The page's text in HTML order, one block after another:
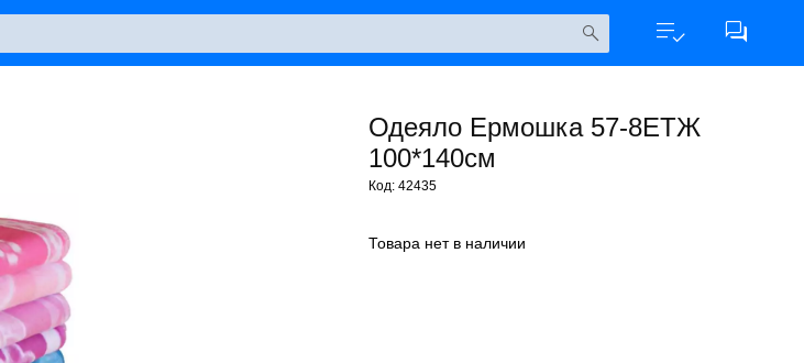
Одеяло Ермошка 57-8ЕТЖ
100*140см
Код: 42435
Товара нет в наличии